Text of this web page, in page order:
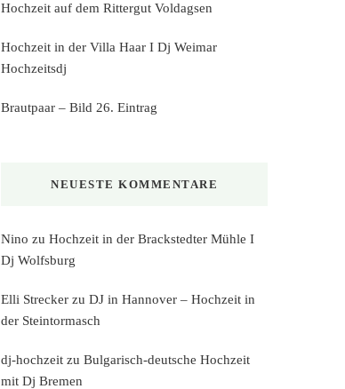
Hochzeit auf dem Rittergut Voldagsen
Hochzeit in der Villa Haar I Dj Weimar
Hochzeitsdj
Brautpaar – Bild 26. Eintrag
NEUESTE KOMMENTARE
Nino zu Hochzeit in der Brackstedter Mühle I
Dj Wolfsburg
Elli Strecker zu DJ in Hannover – Hochzeit in
der Steintormasch
dj-hochzeit zu Bulgarisch-deutsche Hochzeit
mit Dj Bremen